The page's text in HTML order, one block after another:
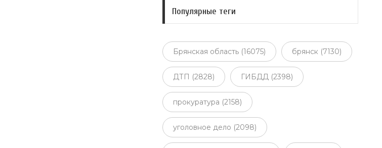
Популярные теги
Брянская область (16075) брянск (7130)
ДТП (2828) ГИБДД (2398)
прокуратура (2158)
уголовное дело (2098)